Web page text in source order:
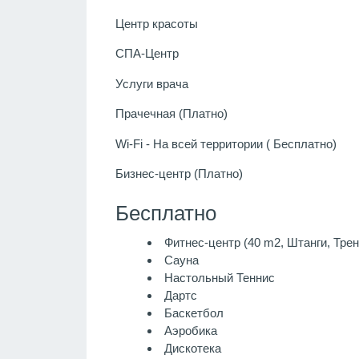
Центр красоты
СПА-Центр
Услуги врача
Прачечная (Платно)
Wi-Fi - На всей территории ( Бесплатно)
Бизнес-центр (Платно)
Бесплатно
Фитнес-центр (40 m2, Штанги,
Сауна
Настольный Теннис
Дартс
Баскетбол
Аэробика
Дискотека